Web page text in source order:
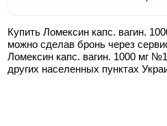
Купить Ломексин капс. вагин.
можно сделав бронь через
Ломексин капс. вагин. 1000 мг
других населенных пунктах